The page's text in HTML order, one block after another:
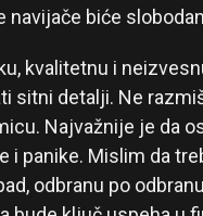
navijače biće
kvalitetnu i
sitni detalji. Ne
Najvažnije je da
i panike. Mislim da
odbranu po